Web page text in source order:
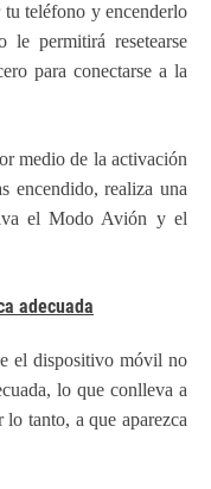
tu teléfono y encenderlo
le permitirá resetearse
para conectarse a la
medio de la activación
encendido, realiza una
el Modo Avión y el
adecuada
el dispositivo móvil no
lo que conlleva a
tanto, a que aparezca